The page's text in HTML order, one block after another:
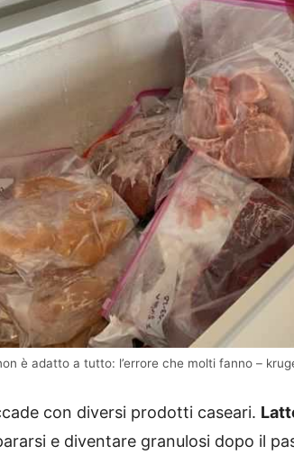
è adatto a tutto: l’errore che molti fanno –
con diversi prodotti caseari.
e diventare granulosi dopo il